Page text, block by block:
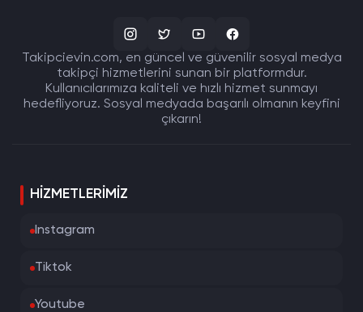
Takipcievin.com, en güncel ve güvenilir sosyal medya
takipçi hizmetlerini sunan bir platformdur.
Kullanıcılarımıza kaliteli ve hızlı hizmet sunmayı
hedefliyoruz. Sosyal medyada başarılı olmanın keyfini
çıkarın!
HIZMETLERIMIZ
Instagram
Tiktok
Youtube